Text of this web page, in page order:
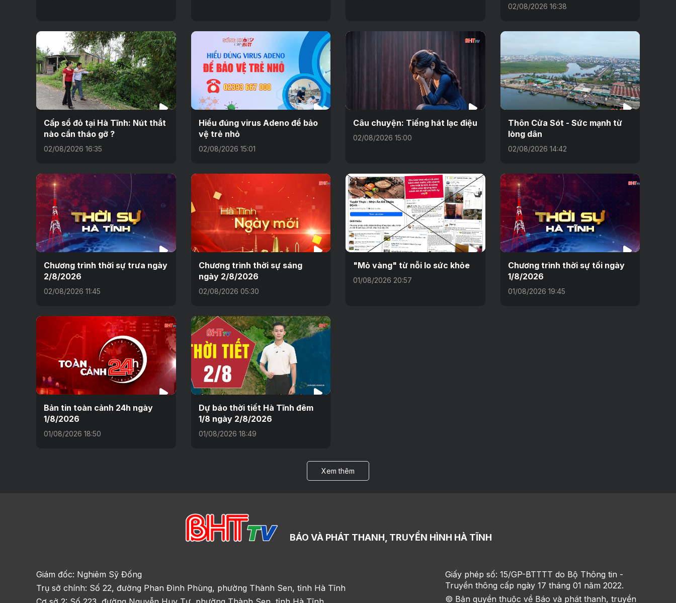
02/08/2026 16:38
Cấp sổ đỏ tại Hà Tĩnh: Nút thắt
nào cần tháo gỡ ?
02/08/2026 16:35
Hiểu đúng virus Adeno để bảo
vệ trẻ nhỏ
02/08/2026 15:01
Câu chuyện: Tiếng hát lạc điệu
02/08/2026 15:00
Thôn Cửa Sót - Sức mạnh từ
lòng dân
02/08/2026 14:42
Chương trình thời sự trưa ngày
2/8/2026
02/08/2026 11:45
Chương trình thời sự sáng
ngày 2/8/2026
02/08/2026 05:30
"Mỏ vàng" từ nỗi lo sức khỏe
01/08/2026 20:57
Chương trình thời sự tối ngày
1/8/2026
01/08/2026 19:45
Bản tin toàn cảnh 24h ngày
1/8/2026
01/08/2026 18:50
Dự báo thời tiết Hà Tĩnh đêm
1/8 ngày 2/8/2026
01/08/2026 18:49
Xem thêm
BÁO VÀ PHÁT THANH, TRUYỀN HÌNH HÀ TĨNH
Giám đốc: Nghiêm Sỹ Đống
Trụ sở chính: Số 22, đường Phan Đình Phùng, phường Thành Sen, tỉnh Hà Tĩnh
Giấy phép số: 15/GP-BTTTT do Bộ Thông tin -
Truyền thông cấp ngày 17 tháng 01 năm 2022.
© Bản quyền thuộc về Báo và phát thanh, truyền